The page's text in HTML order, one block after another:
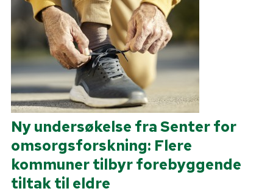
Ny undersøkelse fra Senter for
omsorgsforskning: Flere
kommuner tilbyr forebyggende
tiltak til eldre